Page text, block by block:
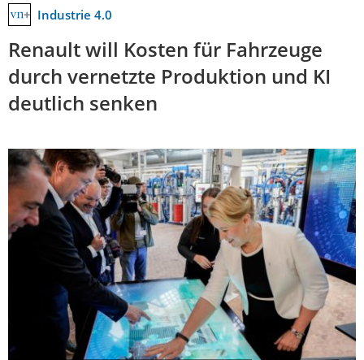
Industrie 4.0
Renault will Kosten für Fahrzeuge
durch vernetzte Produktion und KI
deutlich senken